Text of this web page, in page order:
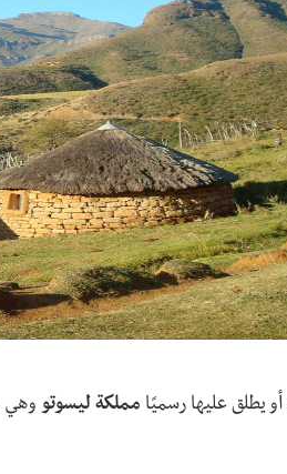
أو يطلق عليها رسميًا مملكة ليسوتو وهي